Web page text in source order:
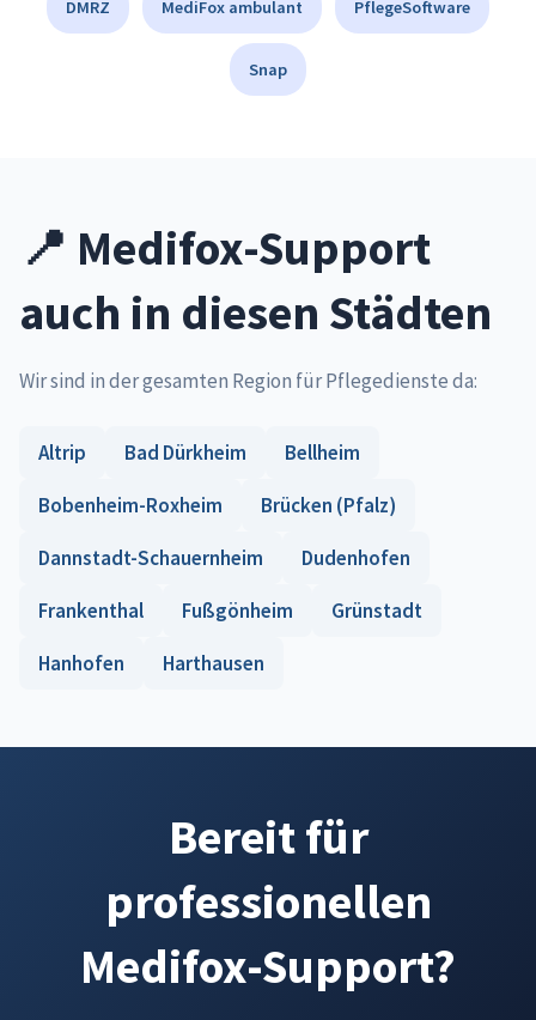
DMRZ MediFox ambulant PflegeSoftware
Snap
📍 Medifox-Support
auch in diesen Städten
Wir sind in der gesamten Region für Pflegedienste da:
Altrip Bad Dürkheim
Bellheim
Bobenheim-Roxheim
Brücken (Pfalz)
Dannstadt-Schauernheim
Dudenhofen
Frankenthal
Fußgönheim
Grünstadt
Hanhofen
Harthausen
Bereit für
professionellen
Medifox-Support?